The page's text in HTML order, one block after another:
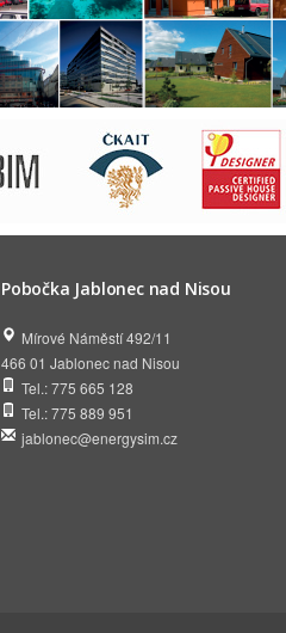
Pobočka Jablonec nad Nisou
Mírové Náměstí 492/11
466 01 Jablonec nad Nisou
Tel.: 775 665 128
Tel.: 775 889 951
jablonec@energysim.cz